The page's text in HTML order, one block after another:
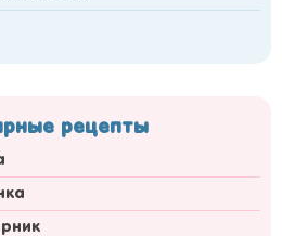
рецепты